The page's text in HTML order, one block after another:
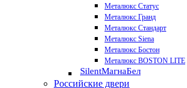
Металюкс Статус
Металюкс Гранд
Металюкс Стандарт
Металюкс Siena
Металюкс Бостон
Металюкс BOSTON LITE
SilentМагнаБел
Российские двери